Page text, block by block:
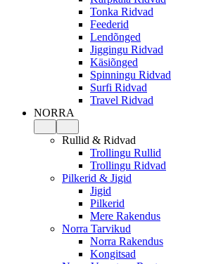
Tonka Ridvad
Feederid
Lendõnged
Jiggingu Ridvad
Käsiõnged
Spinningu Ridvad
Surfi Ridvad
Travel Ridvad
NORRA
Rullid & Ridvad
Trollingu Rullid
Trollingu Ridvad
Pilkerid & Jigid
Jigid
Pilkerid
Mere Rakendus
Norra Tarvikud
Norra Rakendus
Kongitsad